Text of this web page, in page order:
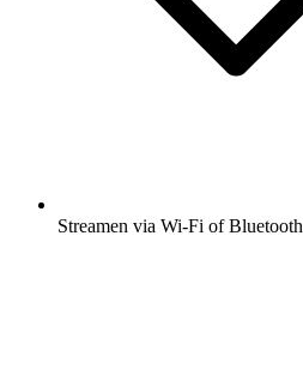
Streamen via Wi-Fi of Bluetooth